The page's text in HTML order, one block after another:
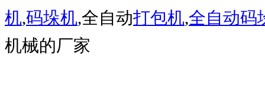
机,码垛机,全自动打包机,全自动码
机械的厂家